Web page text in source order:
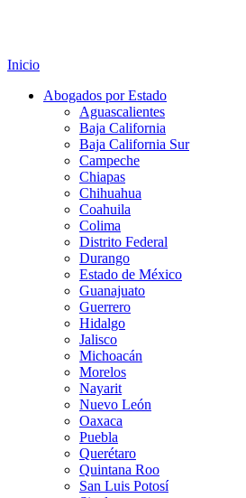
Inicio
Abogados por Estado
Aguascalientes
Baja California
Baja California Sur
Campeche
Chiapas
Chihuahua
Coahuila
Colima
Distrito Federal
Durango
Estado de México
Guanajuato
Guerrero
Hidalgo
Jalisco
Michoacán
Morelos
Nayarit
Nuevo León
Oaxaca
Puebla
Querétaro
Quintana Roo
San Luis Potosí